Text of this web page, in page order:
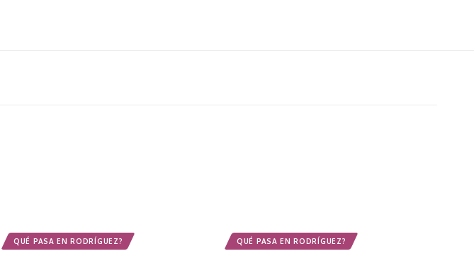
QUÉ PASA EN RODRÍGUEZ? QUÉ PASA EN RODRÍGUEZ?